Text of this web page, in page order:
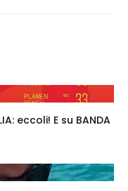
eccoli! E su BANDA